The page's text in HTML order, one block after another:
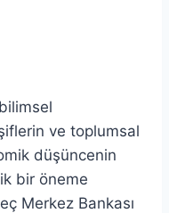
ve toplumsal
düşüncenin
bir öneme
Merkez Bankası